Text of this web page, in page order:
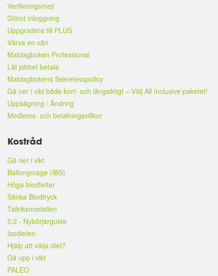
Verifieringsmejl
Glömt inloggning
Uppgradera till PLUS
Värva en vän
Matdagboken Professional
Låt jobbet betala
Matdagbokens Sekretesspolicy
Gå ner i vikt både kort- och långsiktigt – Välj All Inclusive paketet!
Uppsägning / Ändring
Medlems- och betalningsvillkor
Kostråd
Gå ner i vikt
Ballongmage (IBS)
Höga blodfetter
Sänka Blodtryck
Tallriksmodellen
5:2 - Nybörjarguide
Isodieten
Hjälp att välja diet?
Gå upp i vikt
PALEO